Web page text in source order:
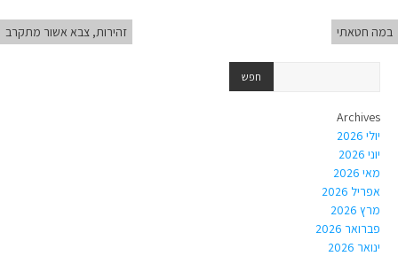
במה חטאתי זהירות, צבא אשור מתקרב
Archives
יולי 2026
יוני 2026
מאי 2026
אפריל 2026
מרץ 2026
פברואר 2026
ינואר 2026